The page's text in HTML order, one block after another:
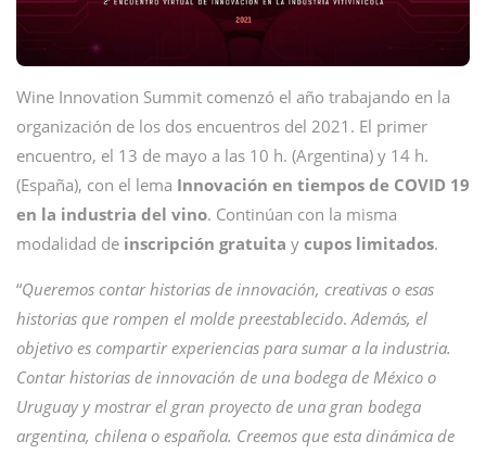
Wine Innovation Summit comenzó el año trabajando en la
organización de los dos encuentros del 2021. El primer
encuentro, el 13 de mayo a las 10 h. (Argentina) y 14 h.
(España), con el lema Innovación en tiempos de COVID 19
en la industria del vino. Continúan con la misma
modalidad de inscripción gratuita y cupos limitados.
“Queremos contar historias de innovación, creativas o esas
historias que rompen el molde preestablecido.Además, el
objetivo es compartir experiencias para sumar a la industria.
Contar historias de innovación de una bodega de México o
Uruguay y mostrar el gran proyecto de una gran bodega
argentina, chilena o española. Creemos que esta dinámica de